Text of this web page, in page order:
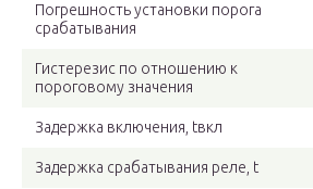
Погрешность установки порога
срабатывания
Гистерезис по отношению к
пороговому значения
Задержка включения, tвкл
Задержка срабатывания реле, t